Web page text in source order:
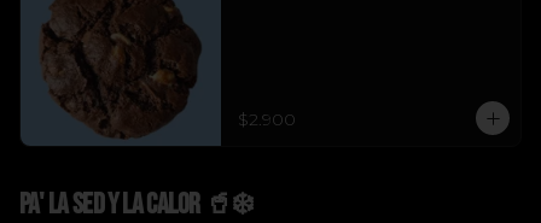
$2.900
Pa' La Sed y La Calor 🥤❄️